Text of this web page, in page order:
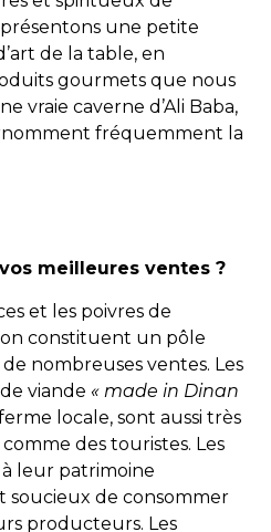
une petite
de la table, en
gourmets que nous
vraie caverne d’Ali Baba,
fréquemment la
meilleures ventes ?
et les poivres de
constituent un pôle
nombreuses ventes. Les
viande « made in Dinan
locale, sont aussi très
des touristes. Les
leur patrimoine
soucieux de consommer
producteurs. Les